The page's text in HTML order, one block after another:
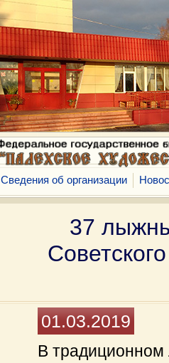
Сведения об организации
37
01.03.2019
В традиционном